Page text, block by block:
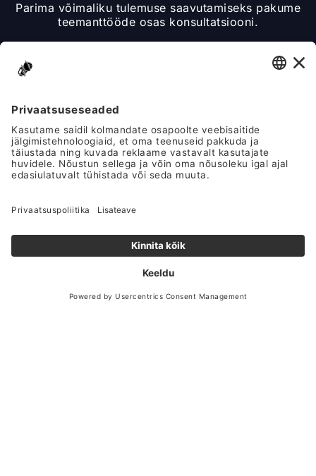
Parima võimaliku tulemuse saavutamiseks pakume
teemanttööde osas konsultatsiooni.
Teemanttegija- tagame kiire, laitmatu